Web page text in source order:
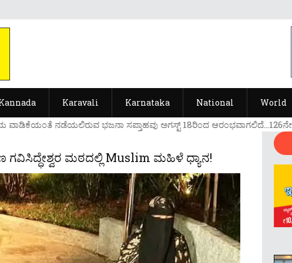
Karavali Karnataka National World
ನಡೆಯಲಿರುವ ಭಜನಾ ಸಪ್ತಾಹವು ಅಗಸ್ಟ್ 18ರಿ೦ದ ಆರ೦ಭವಾಗಲಿದೆ...126ನೇ
ಗವಿಸಿದ್ಧೇಶ್ವರ ಮಠದಲ್ಲಿ Muslim ಮಹಿಳೆ ಧ್ಯಾನ!